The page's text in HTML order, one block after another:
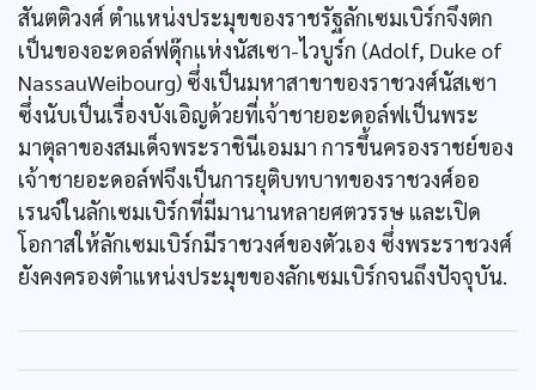
สันตติวงศ์ ตำแหน่งประมุขของราชรัฐลักเซมเบิร์กจึงตก
เป็นของอะดอล์ฟดุ๊กแห่งนัสเซา-ไวบูร์ก (Adolf, Duke of
NassauWeibourg) ซึ่งเป็นมหาสาขาของราชวงศ์นัสเซา
ซึ่งนับเป็นเรื่องบังเอิญด้วยที่เจ้าชายอะดอล์ฟเป็นพระ
มาตุลาของสมเด็จพระราชินีเอมมา การขึ้นครองราชย์ของ
เจ้าชายอะดอล์ฟจึงเป็นการยุติบทบาทของราชวงศ์ออ
เรนจ์ในลักเซมเบิร์กที่มีมานานหลายศตวรรษ และเปิด
โอกาสให้ลักเซมเบิร์กมีราชวงศ์ของตัวเอง ซึ่งพระราชวงศ์
ยังคงครองตำแหน่งประมุขของลักเซมเบิร์กจนถึงปัจจุบัน.